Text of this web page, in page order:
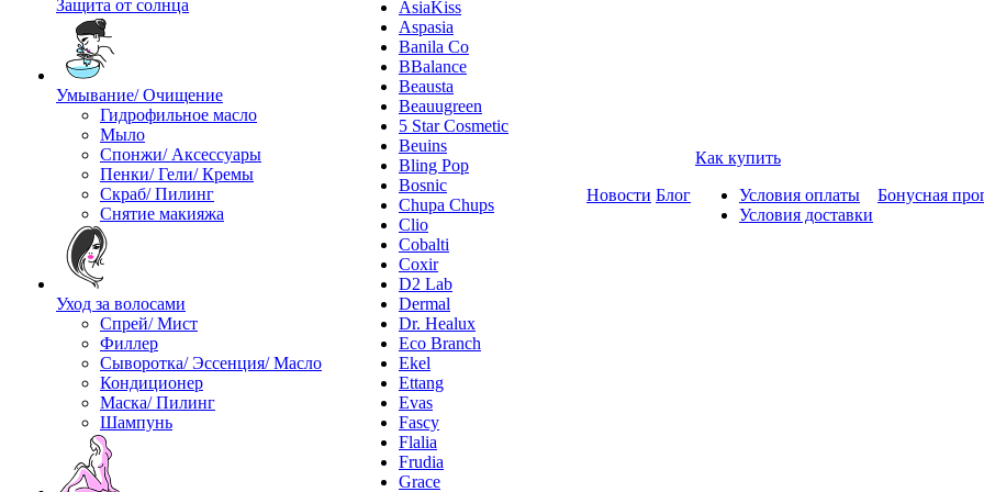
Защита от солнца
Умывание/ Очищение
Гидрофильное масло
Мыло
Спонжи/ Аксессуары
Пенки/ Гели/ Кремы
Скраб/ Пилинг
Снятие макияжа
Уход за волосами
Спрей/ Мист
Филлер
Сыворотка/ Эссенция/ Масло
Кондиционер
Маска/ Пилинг
Шампунь
AsiaKiss
Aspasia
Banila Co
BBalance
Beausta
Beauugreen
5 Star Cosmetic
Beuins
Bling Pop
Bosnic
Chupa Chups
Clio
Cobalti
Coxir
D2 Lab
Dermal
Dr. Healux
Eco Branch
Ekel
Ettang
Evas
Fascy
Flalia
Frudia
Grace
Новости Блог
Как купить
Условия оплаты
Условия доставки
Бонусная